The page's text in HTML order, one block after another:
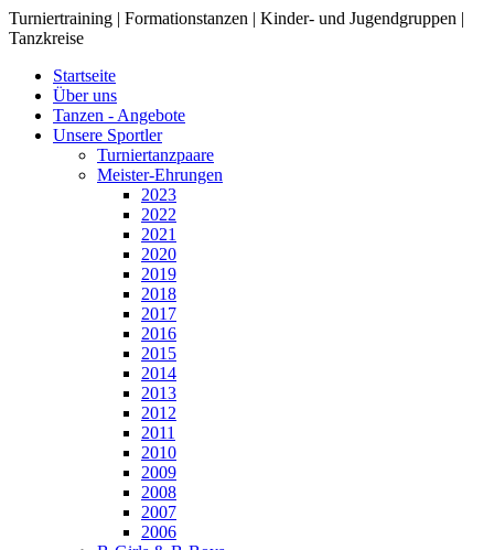
Turniertraining | Formationstanzen | Kinder- und Jugendgruppen |
Tanzkreise
Startseite
Über uns
Tanzen - Angebote
Unsere Sportler
Turniertanzpaare
Meister-Ehrungen
2023
2022
2021
2020
2019
2018
2017
2016
2015
2014
2013
2012
2011
2010
2009
2008
2007
2006